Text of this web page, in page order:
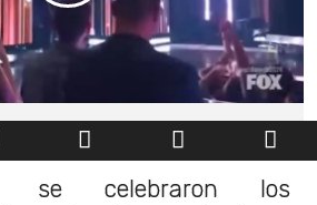
se celebraron los